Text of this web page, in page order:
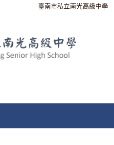
臺南市私立南光高級中學